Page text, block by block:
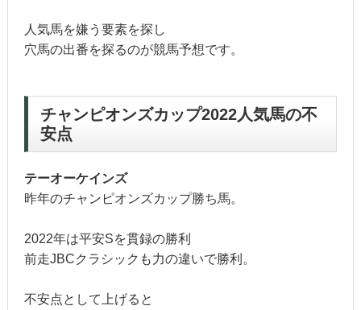
人気馬を嫌う要素を探し
穴馬の出番を探るのが競馬予想です。
チャンピオンズカップ2022人気馬の不
安点
テーオーケインズ
昨年のチャンピオンズカップ勝ち馬。
2022年は平安Sを貫録の勝利
前走JBCクラシックも力の違いで勝利。
不安点として上げると